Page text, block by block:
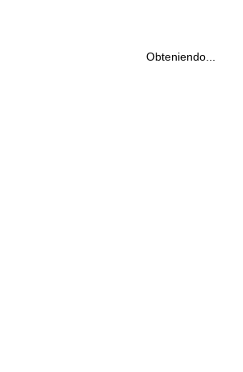
Obteniendo...